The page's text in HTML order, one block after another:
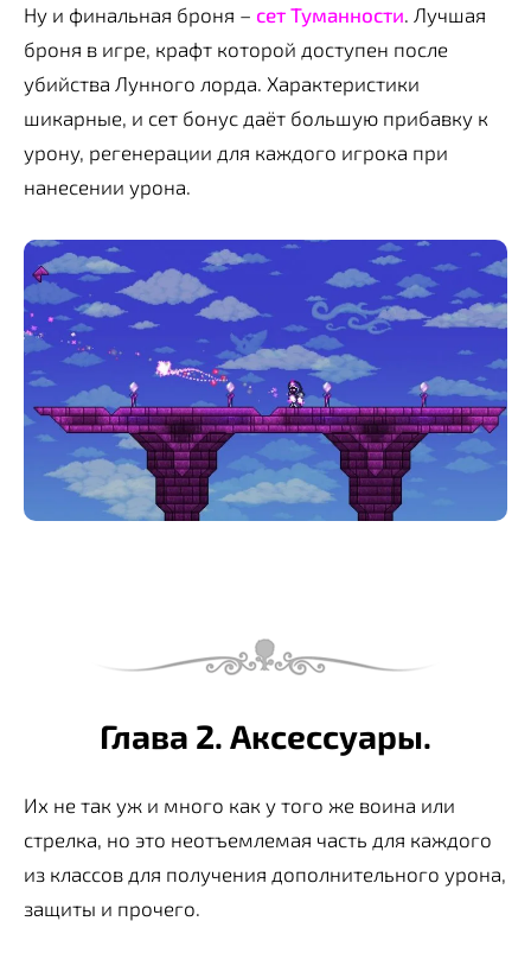
Ну и финальная броня – сет Туманности . Лучшая
броня в игре, крафт которой доступен после
убийства Лунного лорда. Характеристики
шикарные, и сет бонус даёт большую прибавку к
урону, регенерации для каждого игрока при
нанесении урона.
Глава 2. Аксессуары.
Их не так уж и много как у того же воина или
стрелка, но это неотъемлемая часть для каждого
из классов для получения дополнительного урона,
защиты и прочего.